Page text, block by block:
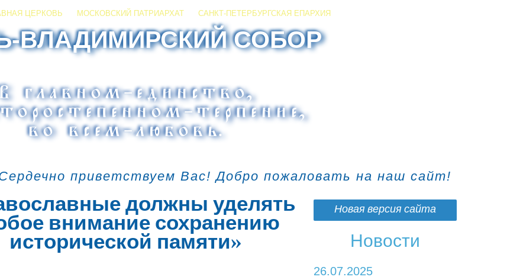
ЦЕРКОВЬ МОСКОВСКИЙ ПАТРИАРХАТ САНКТ-ПЕТЕРБУРГСКАЯ ЕПАРХИЯ
ВЛАДИМИРСКИЙ СОБОР
главном–единство,
–терпение,
во всем–любовь.
приветствуем Вас! Добро пожаловать на наш сайт!
должны уделять
внимание сохранению
исторической памяти»
Новая версия сайта
Новости
26.07.2025